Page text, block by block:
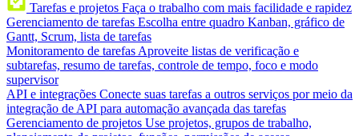
Tarefas e projetos Faça o trabalho com mais facilidade e rapidez
Gerenciamento de tarefas Escolha entre quadro Kanban, gráfico de
Gantt, Scrum, lista de tarefas
Monitoramento de tarefas Aproveite listas de verificação e
subtarefas, resumo de tarefas, controle de tempo, foco e modo
supervisor
API e integrações Conecte suas tarefas a outros serviços por meio da
integração de API para automação avançada das tarefas
Gerenciamento de projetos Use projetos, grupos de trabalho,